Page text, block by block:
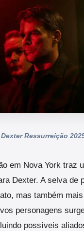
Dexter Ressurreição
em Nova York traz
Dexter. A selva de
mas também mais
personagens
possíveis